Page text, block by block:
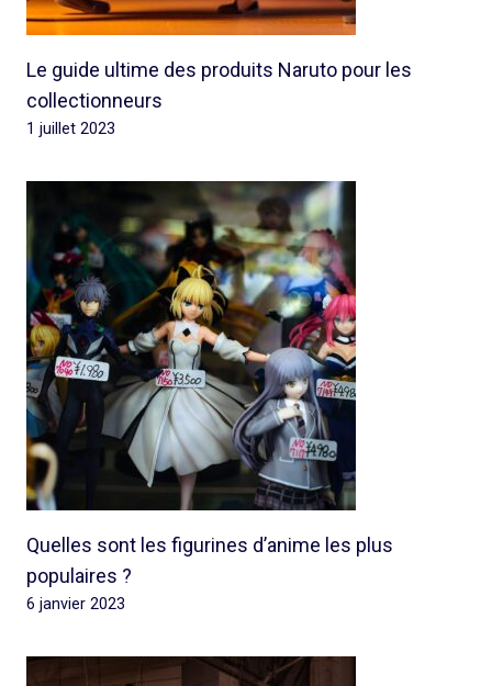
Le guide ultime des produits Naruto pour les
collectionneurs
1 juillet 2023
Quelles sont les figurines d’anime les plus
populaires ?
6 janvier 2023